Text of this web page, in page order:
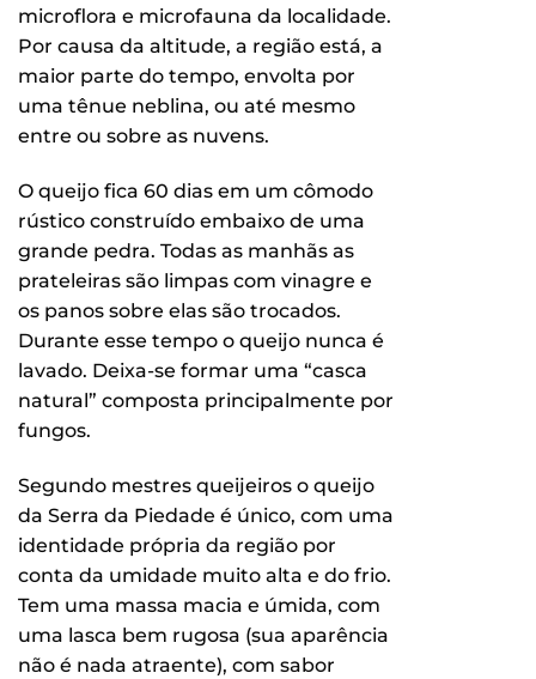
microflora e microfauna da localidade.
Por causa da altitude, a região está, a
maior parte do tempo, envolta por
uma tênue neblina, ou até mesmo
entre ou sobre as nuvens.
O queijo fica 60 dias em um cômodo
rústico construído embaixo de uma
grande pedra. Todas as manhãs as
prateleiras são limpas com vinagre e
os panos sobre elas são trocados.
Durante esse tempo o queijo nunca é
lavado. Deixa-se formar uma “casca
natural” composta principalmente por
fungos.
Segundo mestres queijeiros o queijo
da Serra da Piedade é único, com uma
identidade própria da região por
conta da umidade muito alta e do frio.
Tem uma massa macia e úmida, com
uma lasca bem rugosa (sua aparência
não é nada atraente), com sabor